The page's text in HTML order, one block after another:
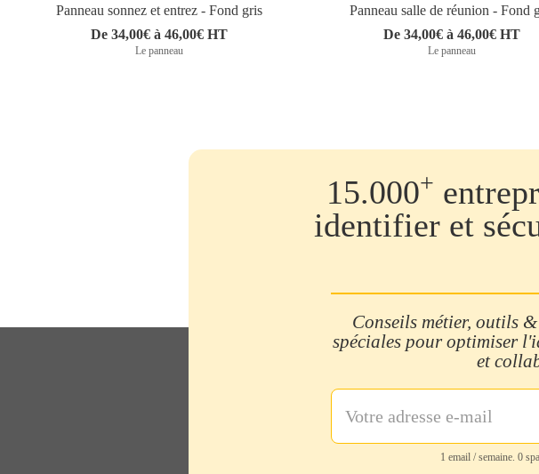
Panneau sonnez et entrez - Fond gris
De 34,00€ à 46,00€ HT
Le panneau
Panneau salle de réunion - Fond
De 34,00€ à 46,00€ HT
Le panneau
15.000+
identifier et
Conseils métier, outils
spéciales pour optimiser
et
1 email / semaine. 0